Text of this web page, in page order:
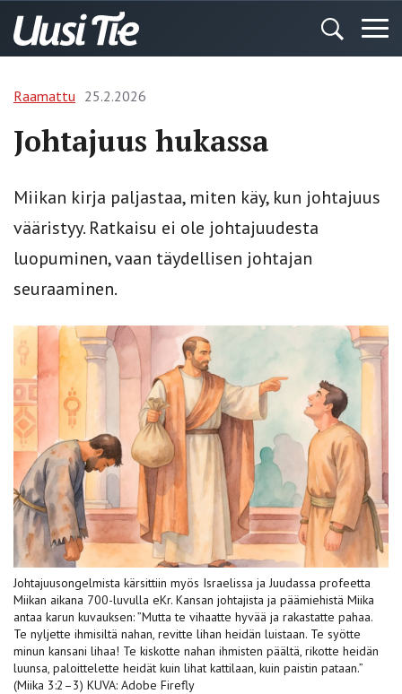
Raamattu 25.2.2026
Johtajuus hukassa
Miikan kirja paljastaa, miten käy, kun johtajuus
vääristyy. Ratkaisu ei ole johtajuudesta
luopuminen, vaan täydellisen johtajan
seuraaminen.
Johtajuusongelmista kärsittiin myös Israelissa ja Juudassa profeetta
Miikan aikana 700-luvulla eKr. Kansan johtajista ja päämiehistä Miika
antaa karun kuvauksen: ”Mutta te vihaatte hyvää ja rakastatte pahaa.
Te nyljette ihmisiltä nahan, revitte lihan heidän luistaan. Te syötte
minun kansani lihaa! Te kiskotte nahan ihmisten päältä, rikotte heidän
luunsa, paloittelette heidät kuin lihat kattilaan, kuin paistin pataan.”
(Miika 3:2–3) KUVA: Adobe Firefly